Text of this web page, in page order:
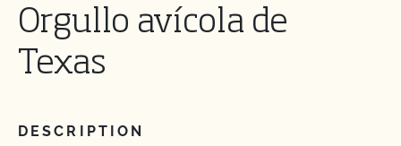
Orgullo avícola de
Texas
DESCRIPTION